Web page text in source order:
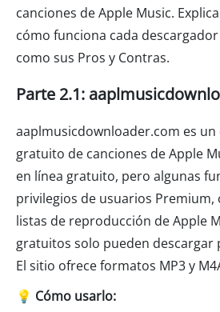
canciones de Apple Music.
cómo funciona cada
como sus Pros y Contras.
Parte 2.1:
aaplmusicdownloader.com es
gratuito de canciones de Apple
en línea gratuito, pero algunas
privilegios de usuarios Premium,
listas de reproducción de Apple
gratuitos solo pueden descargar
El sitio ofrece formatos MP3 y
💡 Cómo usarlo: